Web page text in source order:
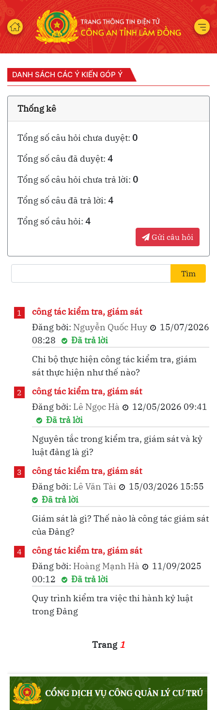
DANH SÁCH CÁC Ý KIẾN GÓP Ý
Thống kê
Tổng số câu hỏi chưa duyệt: 0
Tổng số câu đã duyệt: 4
Tổng số câu hỏi chưa trả lời: 0
Tổng số câu đã trả lời: 4
Tổng số câu hỏi: 4
Gửi câu hỏi
1
công tác kiểm tra, giám sát
Đăng bởi: Nguyễn Quốc Huy
15/07/2026
08:28
Đã trả lời
Chi bộ thực hiện công tác kiểm tra, giám
sát thực hiện như thế nào?
2
công tác kiểm tra, giám sát
Đăng bởi: Lê Ngọc Hà
12/05/2026 09:41
Đã trả lời
Nguyên tắc trong kiểm tra, giám sát và kỷ
luật đảng là gì?
3
công tác kiểm tra, giám sát
Đăng bởi: Lê Văn Tài
15/03/2026 15:55
Đã trả lời
Giám sát là gì? Thế nào là công tác giám sát
của Đảng?
4
công tác kiểm tra, giám sát
Đăng bởi: Hoàng Mạnh Hà
11/09/2025
00:12
Đã trả lời
Quy trình kiểm tra việc thi hành kỷ luật
trong Đảng
Trang 1